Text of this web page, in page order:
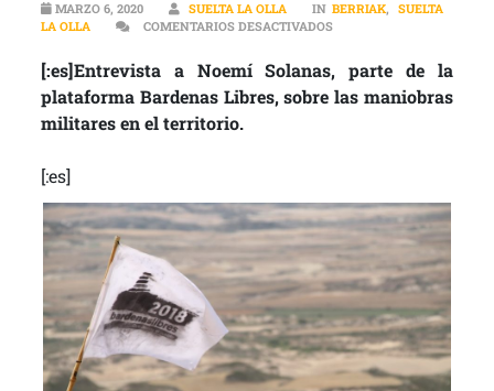
MARZO 6, 2020 SUELTA LA OLLA IN BERRIAK, SUELTA
LA OLLA
COMENTARIOS DESACTIVADOSEN [:ES]MANIOBRAS
[:es]Entrevista a Noemí Solanas, parte de la
plataforma Bardenas Libres, sobre las maniobras
militares en el territorio.
[:es]